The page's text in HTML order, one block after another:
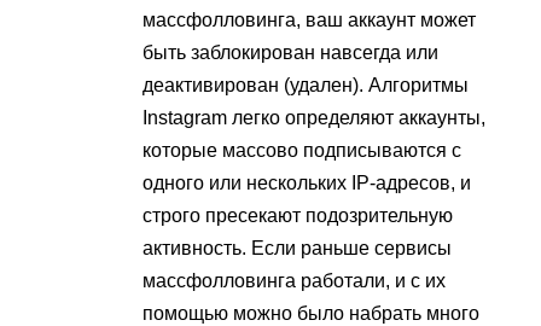
массфолловинга, ваш аккаунт может
быть заблокирован навсегда или
деактивирован (удален)​. Алгоритмы
Instagram легко определяют аккаунты,
которые массово подписываются с
одного или нескольких IP-адресов, и
строго пресекают подозрительную
активность. Если раньше сервисы
массфолловинга работали, и с их
помощью можно было набрать много